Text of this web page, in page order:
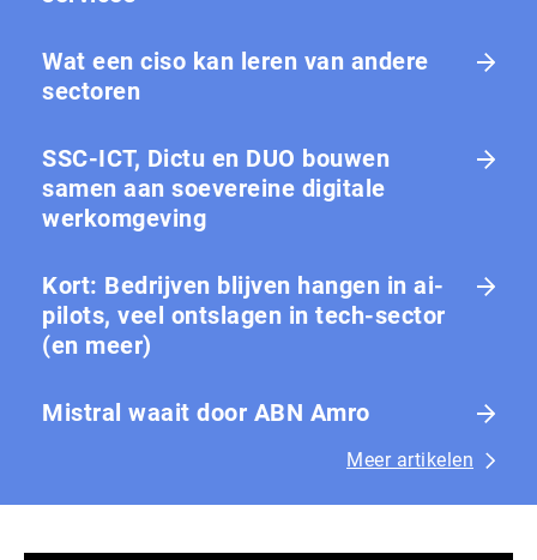
Wat een ciso kan leren van andere
sectoren
SSC-ICT, Dictu en DUO bouwen
samen aan soevereine digitale
werkomgeving
Kort: Bedrijven blijven hangen in ai-
pilots, veel ontslagen in tech-sector
(en meer)
Mistral waait door ABN Amro
Meer artikelen